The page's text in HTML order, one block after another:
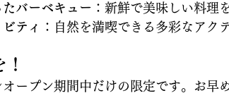
バーベキュー ：新鮮で美味しい料理
ティ
：自然を満喫できる多彩なアク
オープン期間中だけの限定です。お早